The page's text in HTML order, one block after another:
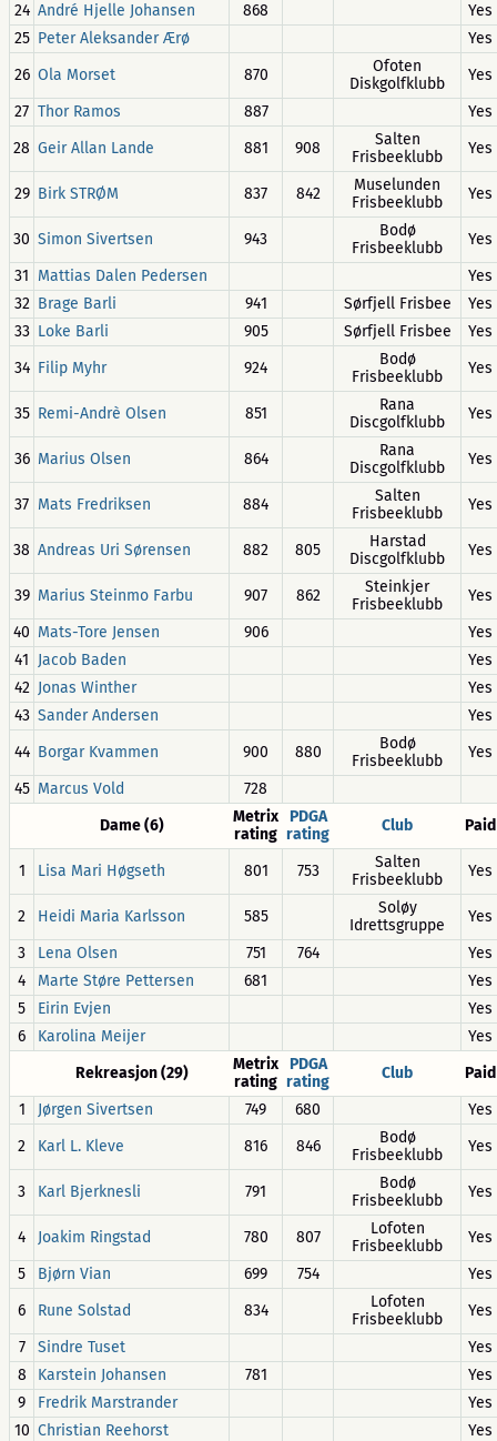
24 André Hjelle Johansen 868
Yes
25 Peter Aleksander Ærø
Yes
26 Ola Morset 870
Ofoten
Diskgolfklubb
Yes
27 Thor Ramos 887
Yes
28 Geir Allan Lande 881 908
Salten
Frisbeeklubb
Yes
29 Birk STRØM 837 842
Muselunden
Frisbeeklubb
Yes
30 Simon Sivertsen 943
Bodø
Frisbeeklubb
Yes
31 Mattias Dalen Pedersen
Yes
32 Brage Barli 941 Sørfjell Frisbee
Yes
33 Loke Barli 905 Sørfjell Frisbee
Yes
34 Filip Myhr 924
Bodø
Frisbeeklubb
Yes
35 Remi-Andrè Olsen 851
Rana
Discgolfklubb
Yes
36 Marius Olsen 864
Rana
Discgolfklubb
Yes
37 Mats Fredriksen 884
Salten
Frisbeeklubb
Yes
38 Andreas Uri Sørensen 882 805
Harstad
Discgolfklubb
Yes
39 Marius Steinmo Farbu 907 862
Steinkjer
Frisbeeklubb
Yes
40 Mats-Tore Jensen 906
Yes
41 Jacob Baden
Yes
42 Jonas Winther
Yes
43 Sander Andersen
Yes
44 Borgar Kvammen 900 880
Bodø
Frisbeeklubb
Yes
45 Marcus Vold
728
Dame (6)
Metrix
rating
PDGA
rating
Club Paid
1 Lisa Mari Høgseth 801 753
Salten
Frisbeeklubb
Yes
2 Heidi Maria Karlsson 585
Soløy
Idrettsgruppe
Yes
3
Lena Olsen 751 764
Yes
4
Marte Støre Pettersen 681
Yes
5
Eirin Evjen
Yes
6
Karolina Meijer
Yes
Rekreasjon (29)
Metrix
rating
PDGA
rating
Club
Paid
1
Jørgen Sivertsen 749 680
Yes
2
Karl L. Kleve 816 846
Bodø
Frisbeeklubb
Yes
3 Karl Bjerknesli 791
Bodø
Frisbeeklubb
Yes
4 Joakim Ringstad 780 807
Lofoten
Frisbeeklubb
Yes
5
Bjørn Vian 699 754
Yes
6
Rune Solstad 834
Lofoten
Frisbeeklubb
Yes
7
Sindre Tuset
Yes
8
Karstein Johansen 781
Yes
9
Fredrik Marstrander
Yes
10 Christian Reehorst Yes